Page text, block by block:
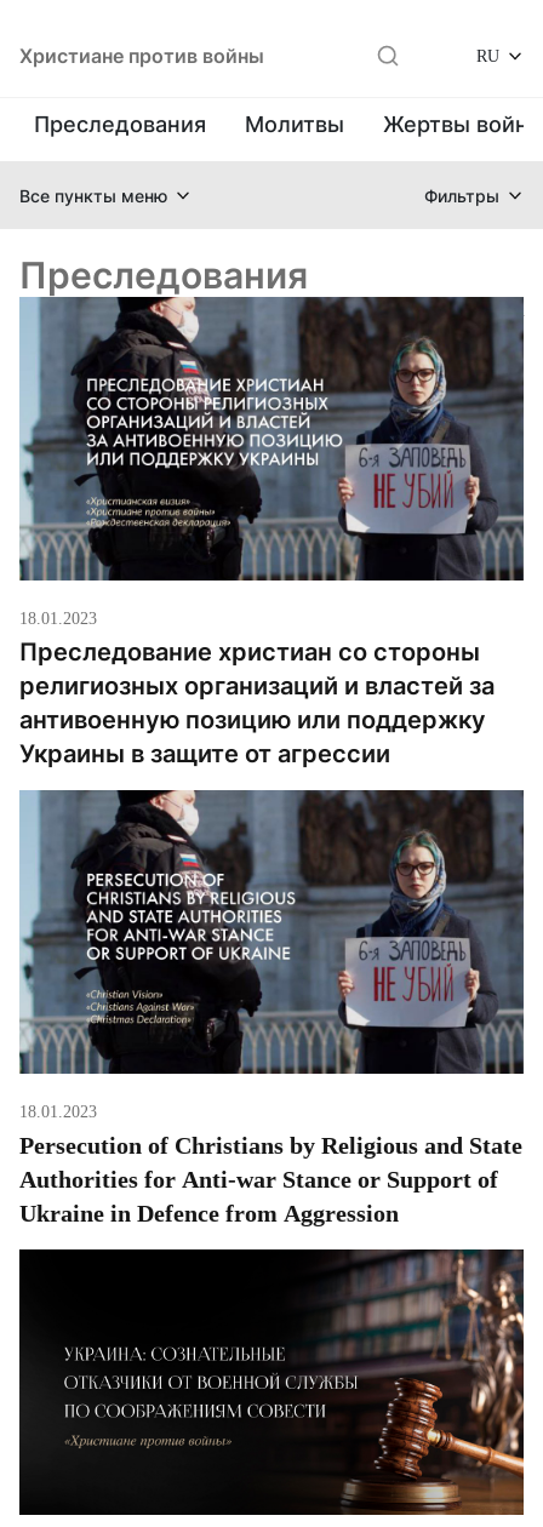
Христиане против войны RU
Преследования Молитвы Жертвы
Все пункты меню Фильтры
Преследования
18.01.2023
Преследование христиан со стороны
религиозных организаций и властей за
антивоенную позицию или поддержку
Украины в защите от агрессии
18.01.2023
Persecution of Christians by Religious and State
Authorities for Anti-war Stance or Support of
Ukraine in Defence from Aggression